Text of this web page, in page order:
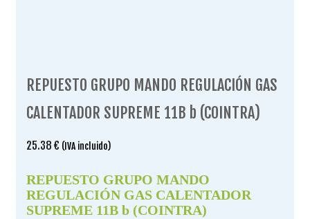
REPUESTO GRUPO MANDO REGULACIÓN GAS
CALENTADOR SUPREME 11B b (COINTRA)
25.38 € (IVA incluido)
REPUESTO GRUPO MANDO
REGULACIÓN GAS CALENTADOR
SUPREME 11B b (COINTRA)